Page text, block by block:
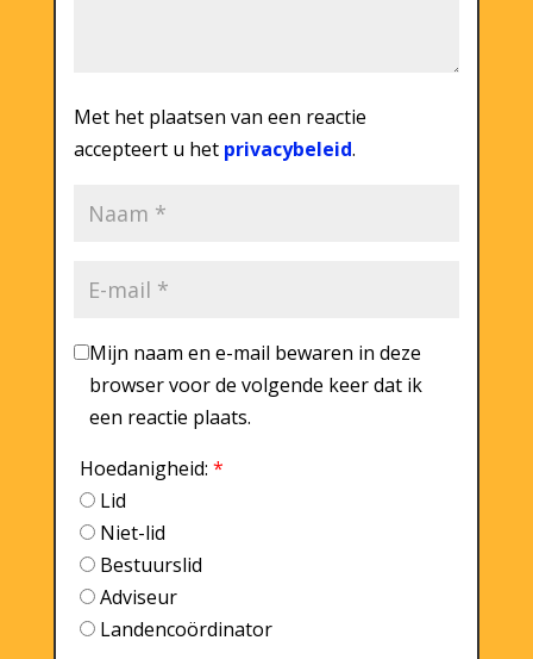
Met het plaatsen van een reactie
accepteert u het privacybeleid.
Mijn naam en e-mail bewaren in deze
browser voor de volgende keer dat ik
een reactie plaats.
Hoedanigheid: *
Lid
Niet-lid
Bestuurslid
Adviseur
Landencoördinator